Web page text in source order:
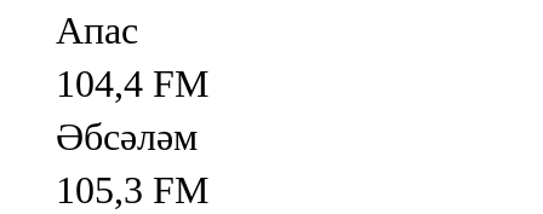
Апас
104,4 FM
Әбсәләм
105,3 FM